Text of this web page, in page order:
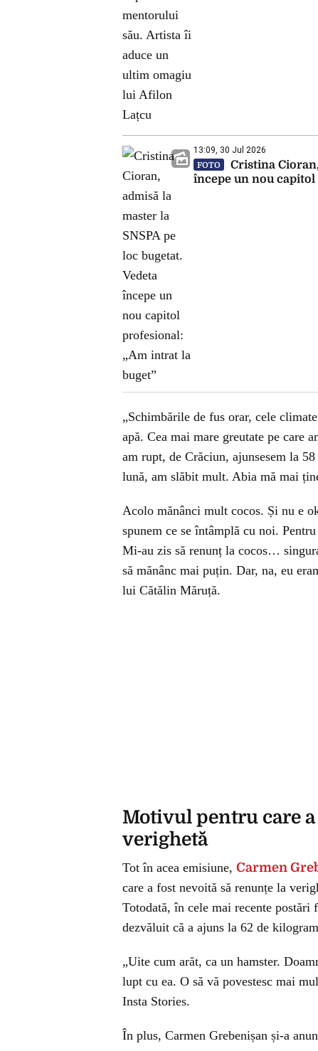
13:09, 30 Jul 2026
FOTO
Cristina
începe un nou
„Schimbările de fus orar, cele
apă. Cea mai mare greutate pe care
am rupt, de Crăciun, ajunsesem la
lună, am slăbit mult. Abia mă mai
Acolo mănânci mult cocos. Și nu e
spunem ce se întâmplă cu noi.
Mi-au zis să renunț la cocos…
să mănânc mai puțin. Dar, na, eu
lui Cătălin Măruță.
Motivul pentru care
verighetă
Tot în acea emisiune, Carmen
care a fost nevoită să renunțe la
Totodată, în cele mai recente postări
dezvăluit că a ajuns la 62 de
„Uite cum arăt, ca un hamster.
lupt cu ea. O să vă povestesc mai
Insta Stories.
În plus, Carmen Grebenișan și-a